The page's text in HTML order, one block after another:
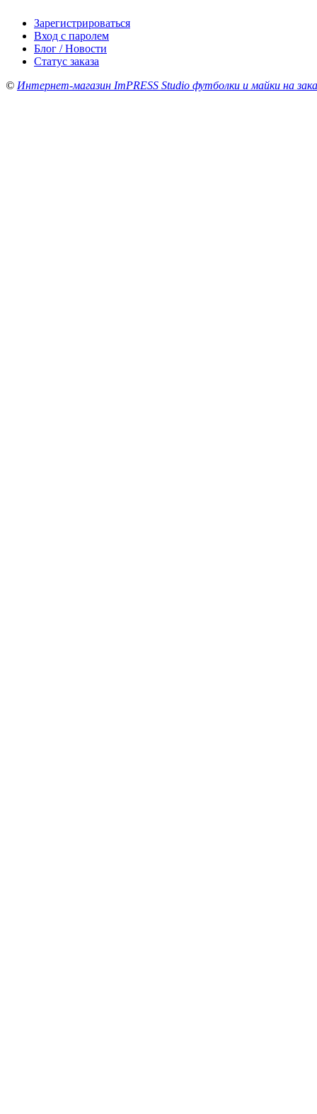
Зарегистрироваться
Вход с паролем
Блог / Новости
Статус заказа
© Интернет-магазин ImPRESS Studio футболки и майки на